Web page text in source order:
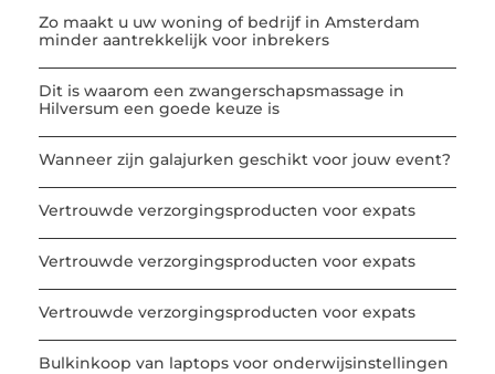
Zo maakt u uw woning of bedrijf in Amsterdam
minder aantrekkelijk voor inbrekers
Dit is waarom een zwangerschapsmassage in
Hilversum een goede keuze is
Wanneer zijn galajurken geschikt voor jouw event?
Vertrouwde verzorgingsproducten voor expats
Vertrouwde verzorgingsproducten voor expats
Vertrouwde verzorgingsproducten voor expats
Bulkinkoop van laptops voor onderwijsinstellingen